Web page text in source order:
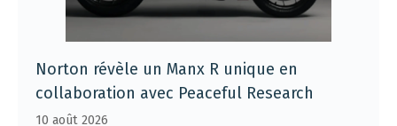
Norton révèle un Manx R unique en
collaboration avec Peaceful Research
10 août 2026